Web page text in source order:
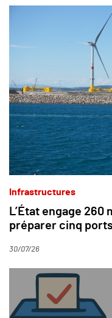
Infrastructures
L’État engage 260
préparer cinq
30/07/26